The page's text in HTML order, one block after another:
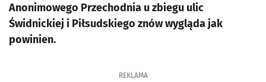
Anonimowego Przechodnia u zbiegu ulic
Świdnickiej i Piłsudskiego znów wygląda jak
powinien.
REKLAMA